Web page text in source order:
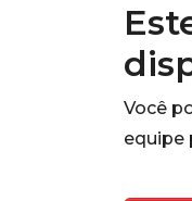
Você
equipe